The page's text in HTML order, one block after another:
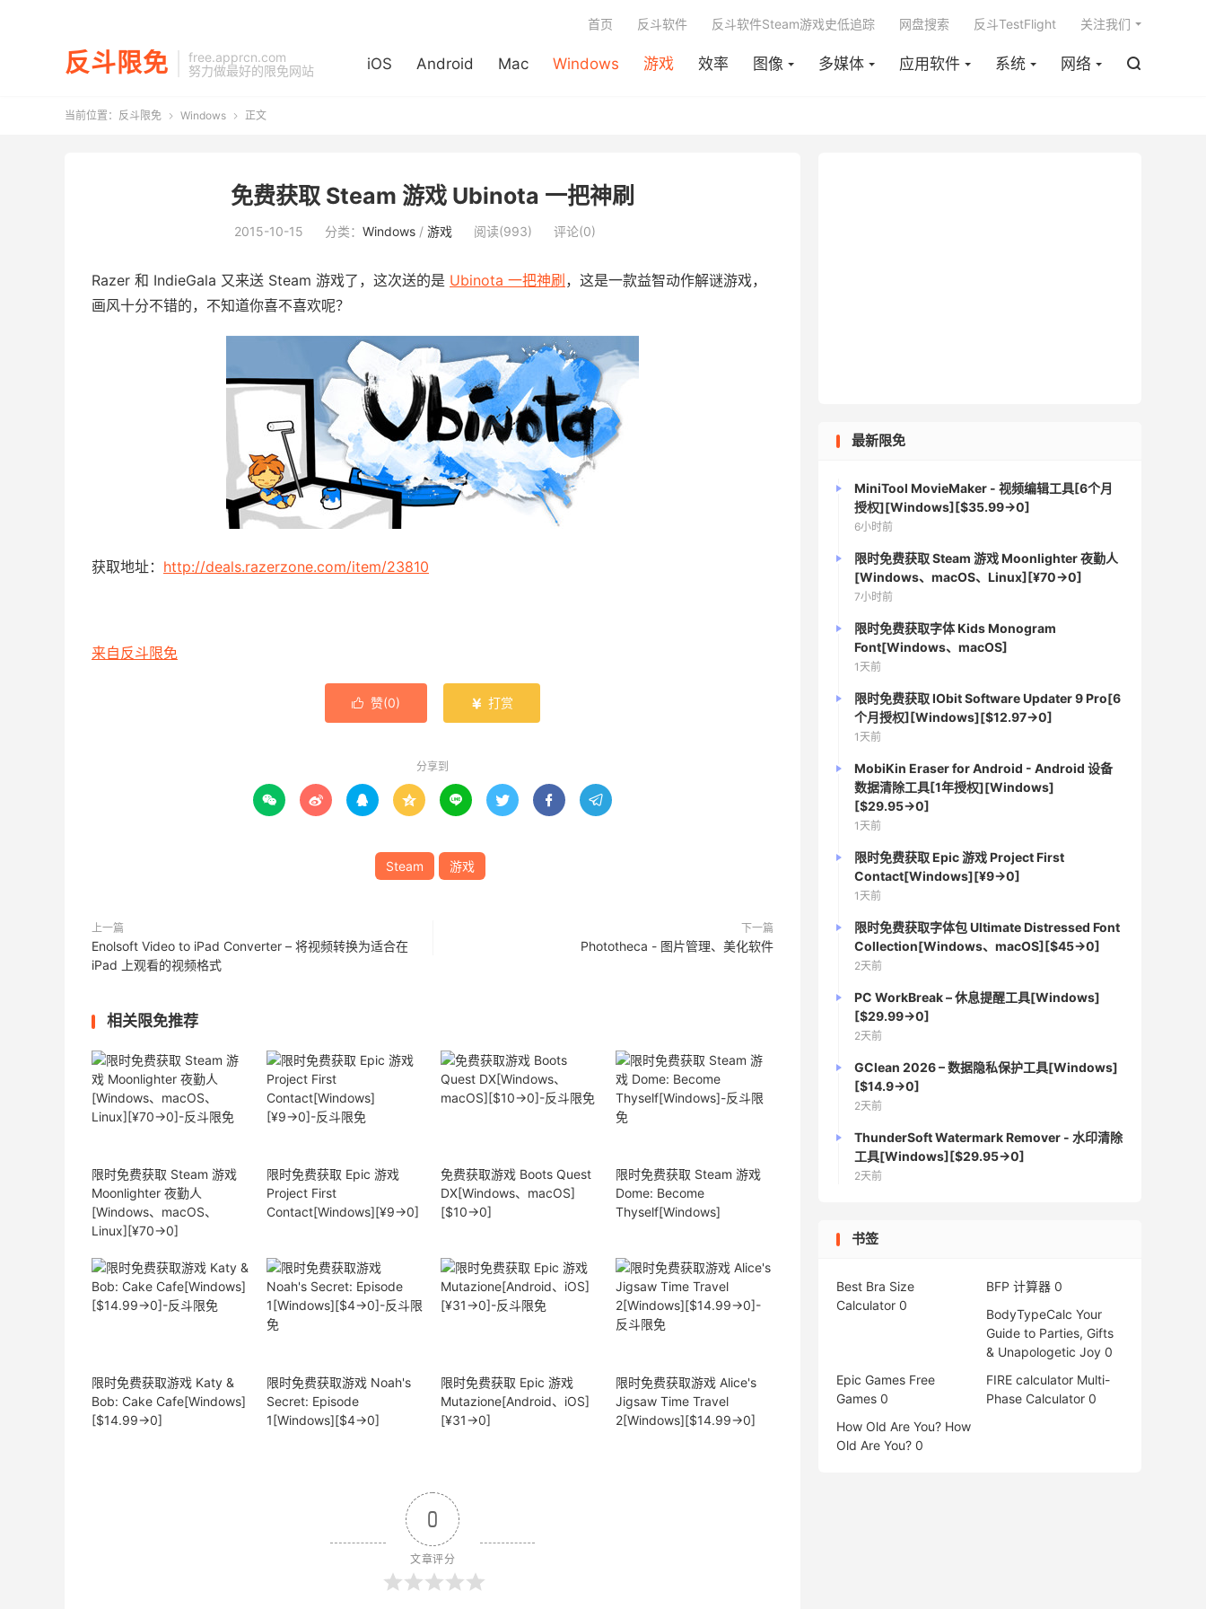
反斗限免
free.apprcn.com
努力做最好的限免网站
iOS Android Mac Windows 游戏 效率 图像 多媒体 应用软件 系统 网络 
首页 反斗软件 反斗软件Steam游戏史低追踪 网盘搜索 反斗TestFlight 关注我们
当前位置： 反斗限免  Windows  正文
免费获取 Steam 游戏 Ubinota 一把神刷
2015-10-15 分类： Windows/ 游戏 阅读(993) 评论(0)
Razer 和 IndieGala 又来送 Steam 游戏了，这次送的是 Ubinota 一把神刷 ，这是一款益智动作解谜游戏，
画风十分不错的，不知道你喜不喜欢呢？
获取地址： http://deals.razerzone.com/item/23810
来自反斗限免
 赞(0)  打赏
分享到
       
Steam 游戏
上一篇
Enolsoft Video to iPad Converter – 将视频转换为适合在
iPad 上观看的视频格式
下一篇
Phototheca - 图片管理、美化软件
相关限免推荐
限时免费获取 Steam 游戏
Moonlighter 夜勤人
[Windows、macOS、
Linux][¥70→0]
限时免费获取 Epic 游戏
Project First
Contact[Windows][¥9→0]
免费获取游戏 Boots Quest
DX[Windows、macOS]
[$10→0]
限时免费获取 Steam 游戏
Dome: Become
Thyself[Windows]
限时免费获取游戏 Katy &
Bob: Cake Cafe[Windows]
[$14.99→0]
限时免费获取游戏 Noah's
Secret: Episode
1[Windows][$4→0]
限时免费获取 Epic 游戏
Mutazione[Android、iOS]
[¥31→0]
限时免费获取游戏 Alice's
Jigsaw Time Travel
2[Windows][$14.99→0]
0
文章评分
最新限免
MiniTool MovieMaker - 视频编辑工具[6个月
授权][Windows][$35.99→0]
6小时前
限时免费获取 Steam 游戏 Moonlighter 夜勤人
[Windows、macOS、Linux][¥70→0]
7小时前
限时免费获取字体 Kids Monogram
Font[Windows、macOS]
1天前
限时免费获取 IObit Software Updater 9 Pro[6
个月授权][Windows][$12.97→0]
1天前
MobiKin Eraser for Android - Android 设备
数据清除工具[1年授权][Windows]
[$29.95→0]
1天前
限时免费获取 Epic 游戏 Project First
Contact[Windows][¥9→0]
1天前
限时免费获取字体包 Ultimate Distressed Font
Collection[Windows、macOS][$45→0]
2天前
PC WorkBreak – 休息提醒工具[Windows]
[$29.99→0]
2天前
GClean 2026 – 数据隐私保护工具[Windows]
[$14.9→0]
2天前
ThunderSoft Watermark Remover - 水印清除
工具[Windows][$29.95→0]
2天前
书签
Best Bra Size
Calculator 0
BFP 计算器 0
BodyTypeCalc Your
Guide to Parties, Gifts
& Unapologetic Joy 0
Epic Games Free
Games 0
FIRE calculator Multi-
Phase Calculator 0
How Old Are You? How
Old Are You? 0